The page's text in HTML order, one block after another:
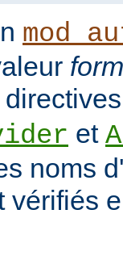
form
directives
et
noms
vérifiés